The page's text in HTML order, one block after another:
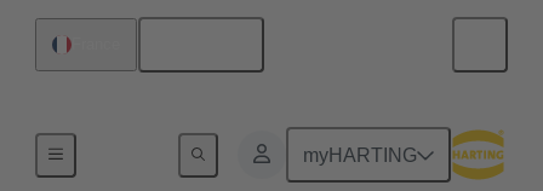
myHARTING
Outil pour har-bus HM de 2 mm